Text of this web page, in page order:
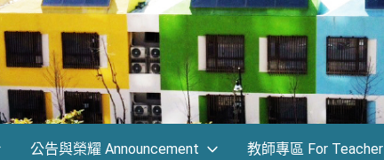
公告與榮耀 Announcement 教師專區 For Teacher